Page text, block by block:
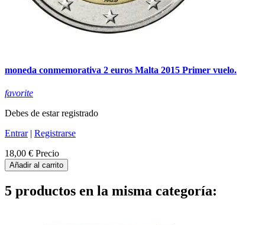
moneda conmemorativa 2 euros Malta 2015 Primer vuelo.
favorite
Debes de estar registrado
Entrar| Registrarse
18,00 € Precio
Añadir al carrito
5 productos en la misma categoría: